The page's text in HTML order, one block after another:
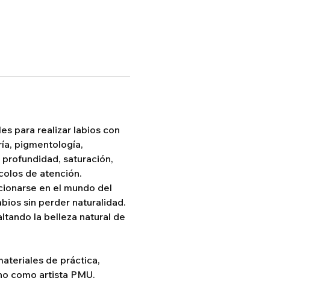
para realizar labios con
pigmentología,
saturación,
de atención.
en el mundo del
sin perder naturalidad.
la belleza natural de
de práctica,
como artista PMU.